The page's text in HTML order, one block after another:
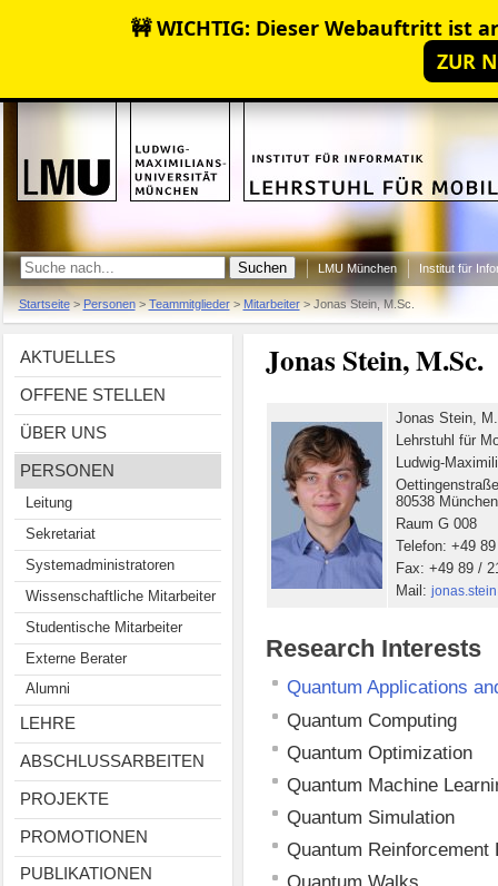
🚧 WICHTIG: Dieser Webauftritt ist
ZUR
LMU München Institut für
Startseite>Personen>Teammitglieder>Mitarbeiter>Jonas Stein, M.Sc.
AKTUELLES
OFFENE STELLEN
ÜBER UNS
PERSONEN
Leitung
Sekretariat
Systemadministratoren
Wissenschaftliche Mitarbeiter
Studentische Mitarbeiter
Externe Berater
Alumni
LEHRE
ABSCHLUSSARBEITEN
PROJEKTE
PROMOTIONEN
PUBLIKATIONEN
Jonas Stein, M.Sc.
Jonas Stein,
Lehrstuhl für
Ludwig-
80538 München
Raum G 008
Telefon: +49
Fax: +49 89 /
Mail:
Research Interests
Quantum Applications
Quantum Computing
Quantum Optimization
Quantum Machine
Quantum Simulation
Quantum Reinforcement
Quantum Walks